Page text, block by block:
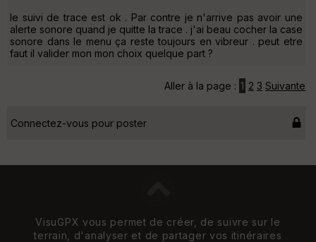
le suivi de trace est ok . Par contre je n'arrive pas avoir une
alerte sonore quand je quitte la trace . j'ai beau cocher la case
sonore dans le menu ça reste toujours en vibreur . peut etre
faut il valider mon mon choix quelque part ?
Aller à la page : 1 2 3 Suivante
Connectez-vous pour poster
VisuGPX vous permet de créer, de suivre sur le
terrain, d'analyser et de partager vos itinéraires